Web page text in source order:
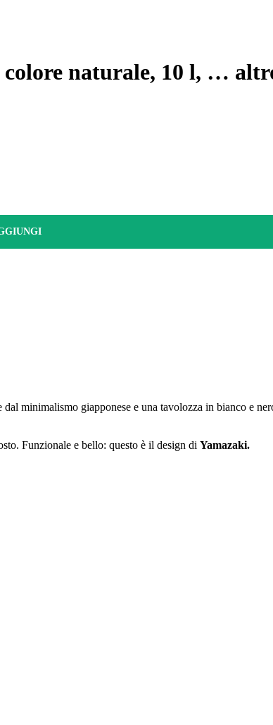
naturale, 10 l, …
minimalismo giapponese e una tavolozza in bianco e
Funzionale e bello: questo è il design di Yamazaki.